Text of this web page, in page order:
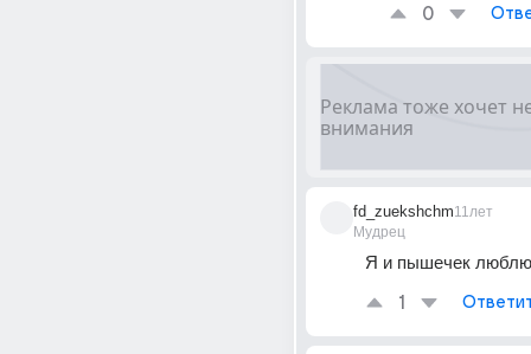
0
fd_zuekshchm
Мудрец
11лет
Я и пышечек люблю
1